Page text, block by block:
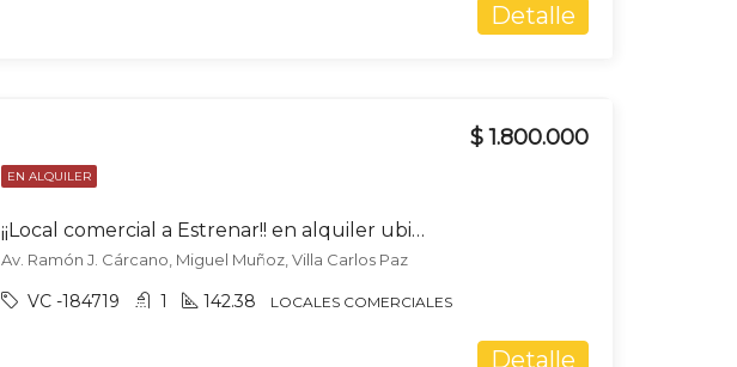
Detalle
EN ALQUILER
¡¡Local comercial a Estrenar!! en alquiler ubicado Av. Cárcano 1288 en Ba. Miguel Muñoz – Villa Carlos Paz.
$ 1.800.000
Av. Ramón J. Cárcano, Miguel Muñoz, Villa Carlos Paz
VC -184719 1 142.38 LOCALES COMERCIALES
Detalle